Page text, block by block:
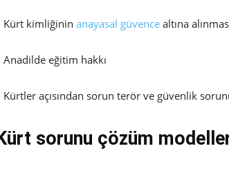
Kürt kimliğinin anayasal güvence altına
Anadilde eğitim hakkı
Kürtler açısından sorun terör ve güvenlik
sorunu çözüm